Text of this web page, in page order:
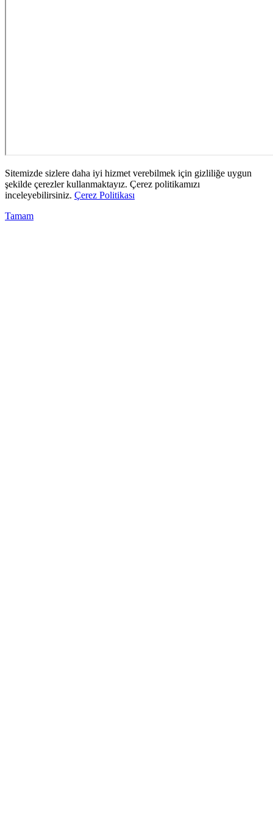
Sitemizde sizlere daha iyi hizmet verebilmek için gizliliğe uygun
şekilde çerezler kullanmaktayız. Çerez politikamızı
inceleyebilirsiniz. Çerez Politikası
Tamam